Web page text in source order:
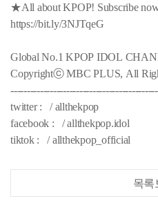
★All about KPOP! Subscribe
https://bit.ly/3NJTqeG
Global No.1 KPOP IDOL
Copyrightⓒ MBC PLUS, All
twitter : / allthekpop
facebook : / allthekpop.idol
tiktok : / allthekpop_official
목록